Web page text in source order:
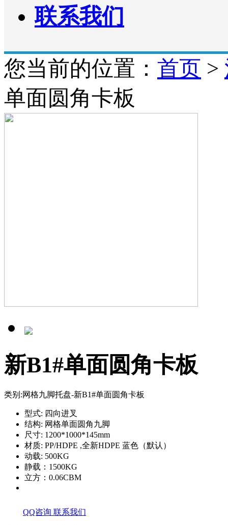
联系我们
您当前的位置： 首页 >
单面圆角卡板
新B1#单面圆角卡板
类别:网格九脚托盘-新B1#单面圆角卡板
型式: 四向进叉
结构: 网格单面圆角九脚
尺寸: 1200*1000*145mm
材质: PP/HDPE ,全新HDPE 蓝色（默认）
动载: 500KG
静载：1500KG
立方：0.06CBM
QQ咨询 联系我们